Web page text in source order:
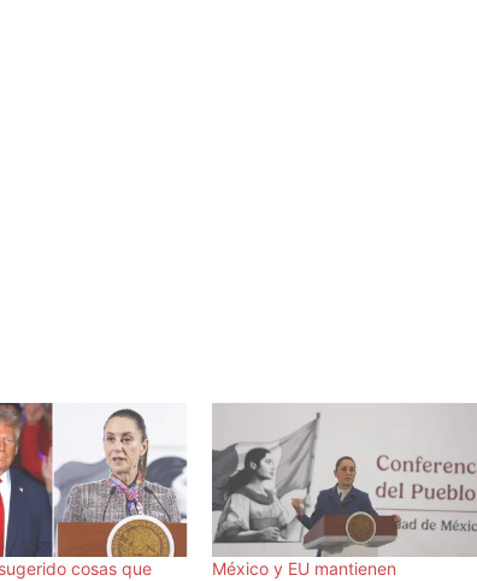
cosas que
México y EU mantienen